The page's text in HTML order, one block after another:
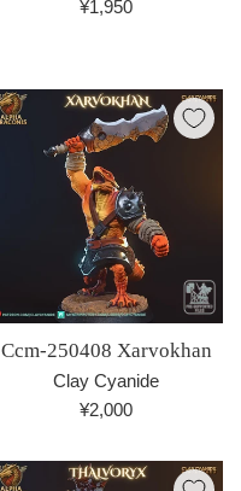
通
格
¥1,950
Ccm-250408 Xarvokhan
Clay Cyanide
通
価
¥2,000